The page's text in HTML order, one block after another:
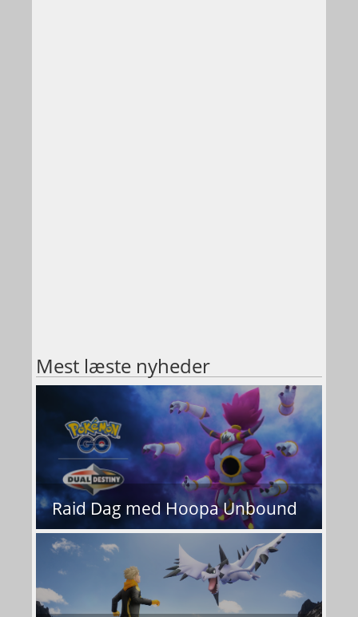
Mest læste nyheder
Raid Dag med Hoopa Unbound